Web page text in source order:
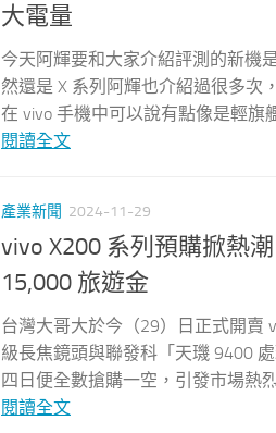
大電量
今天阿輝要和大家介紹評測的新機
然還是 X 系列阿輝也介紹過很多次
在 vivo 手機中可以說有點像是輕旗
閱讀全文
產業新聞 2024-11-29
vivo X200 系列預購掀熱
15,000 旅遊金
台灣大哥大於今（29）日正式開賣
級長焦鏡頭與聯發科「天璣 9400
四日便全數搶購一空，引發市場熱
閱讀全文